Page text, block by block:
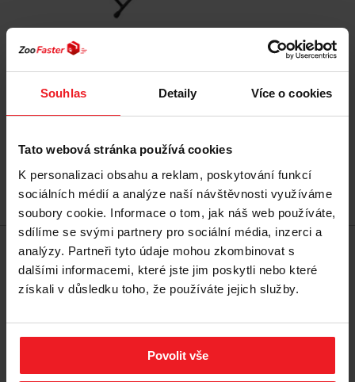
Souhlas Detaily Více o cookies
Tato webová stránka používá cookies
K personalizaci obsahu a reklam, poskytování funkcí
sociálních médií a analýze naší návštěvnosti využíváme
soubory cookie. Informace o tom, jak náš web používáte,
sdílíme se svými partnery pro sociální média, inzerci a
analýzy. Partneři tyto údaje mohou zkombinovat s
dalšími informacemi, které jste jim poskytli nebo které
získali v důsledku toho, že používáte jejich služby.
Povolit vše
TRIXIE 24641 Sada keramických misek na stojanu
337 Kč
Přidat do košíku